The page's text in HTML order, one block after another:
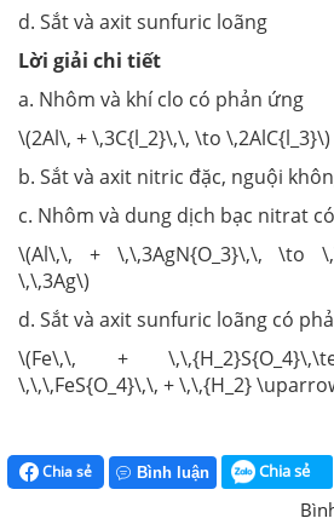
d. Sắt và axit sunfuric loãng
Lời giải chi tiết
a. Nhôm và khí clo có phản ứng
\(2Al\, + \,3C{l_2}\,\, \to \,2AlC{l_3}\)
b. Sắt và axit nitric đặc, nguội
c. Nhôm và dung dịch bạc nitrat
\(Al\,\, + \,\,3AgN{O_3}\,\, \to
\,\,3Ag\)
d. Sắt và axit sunfuric loãng có
\(Fe\,\, +
\,\,\,FeS{O_4}\,\, + \,\,{H_2}
Chia sẻ Bình luận Chia sẻ